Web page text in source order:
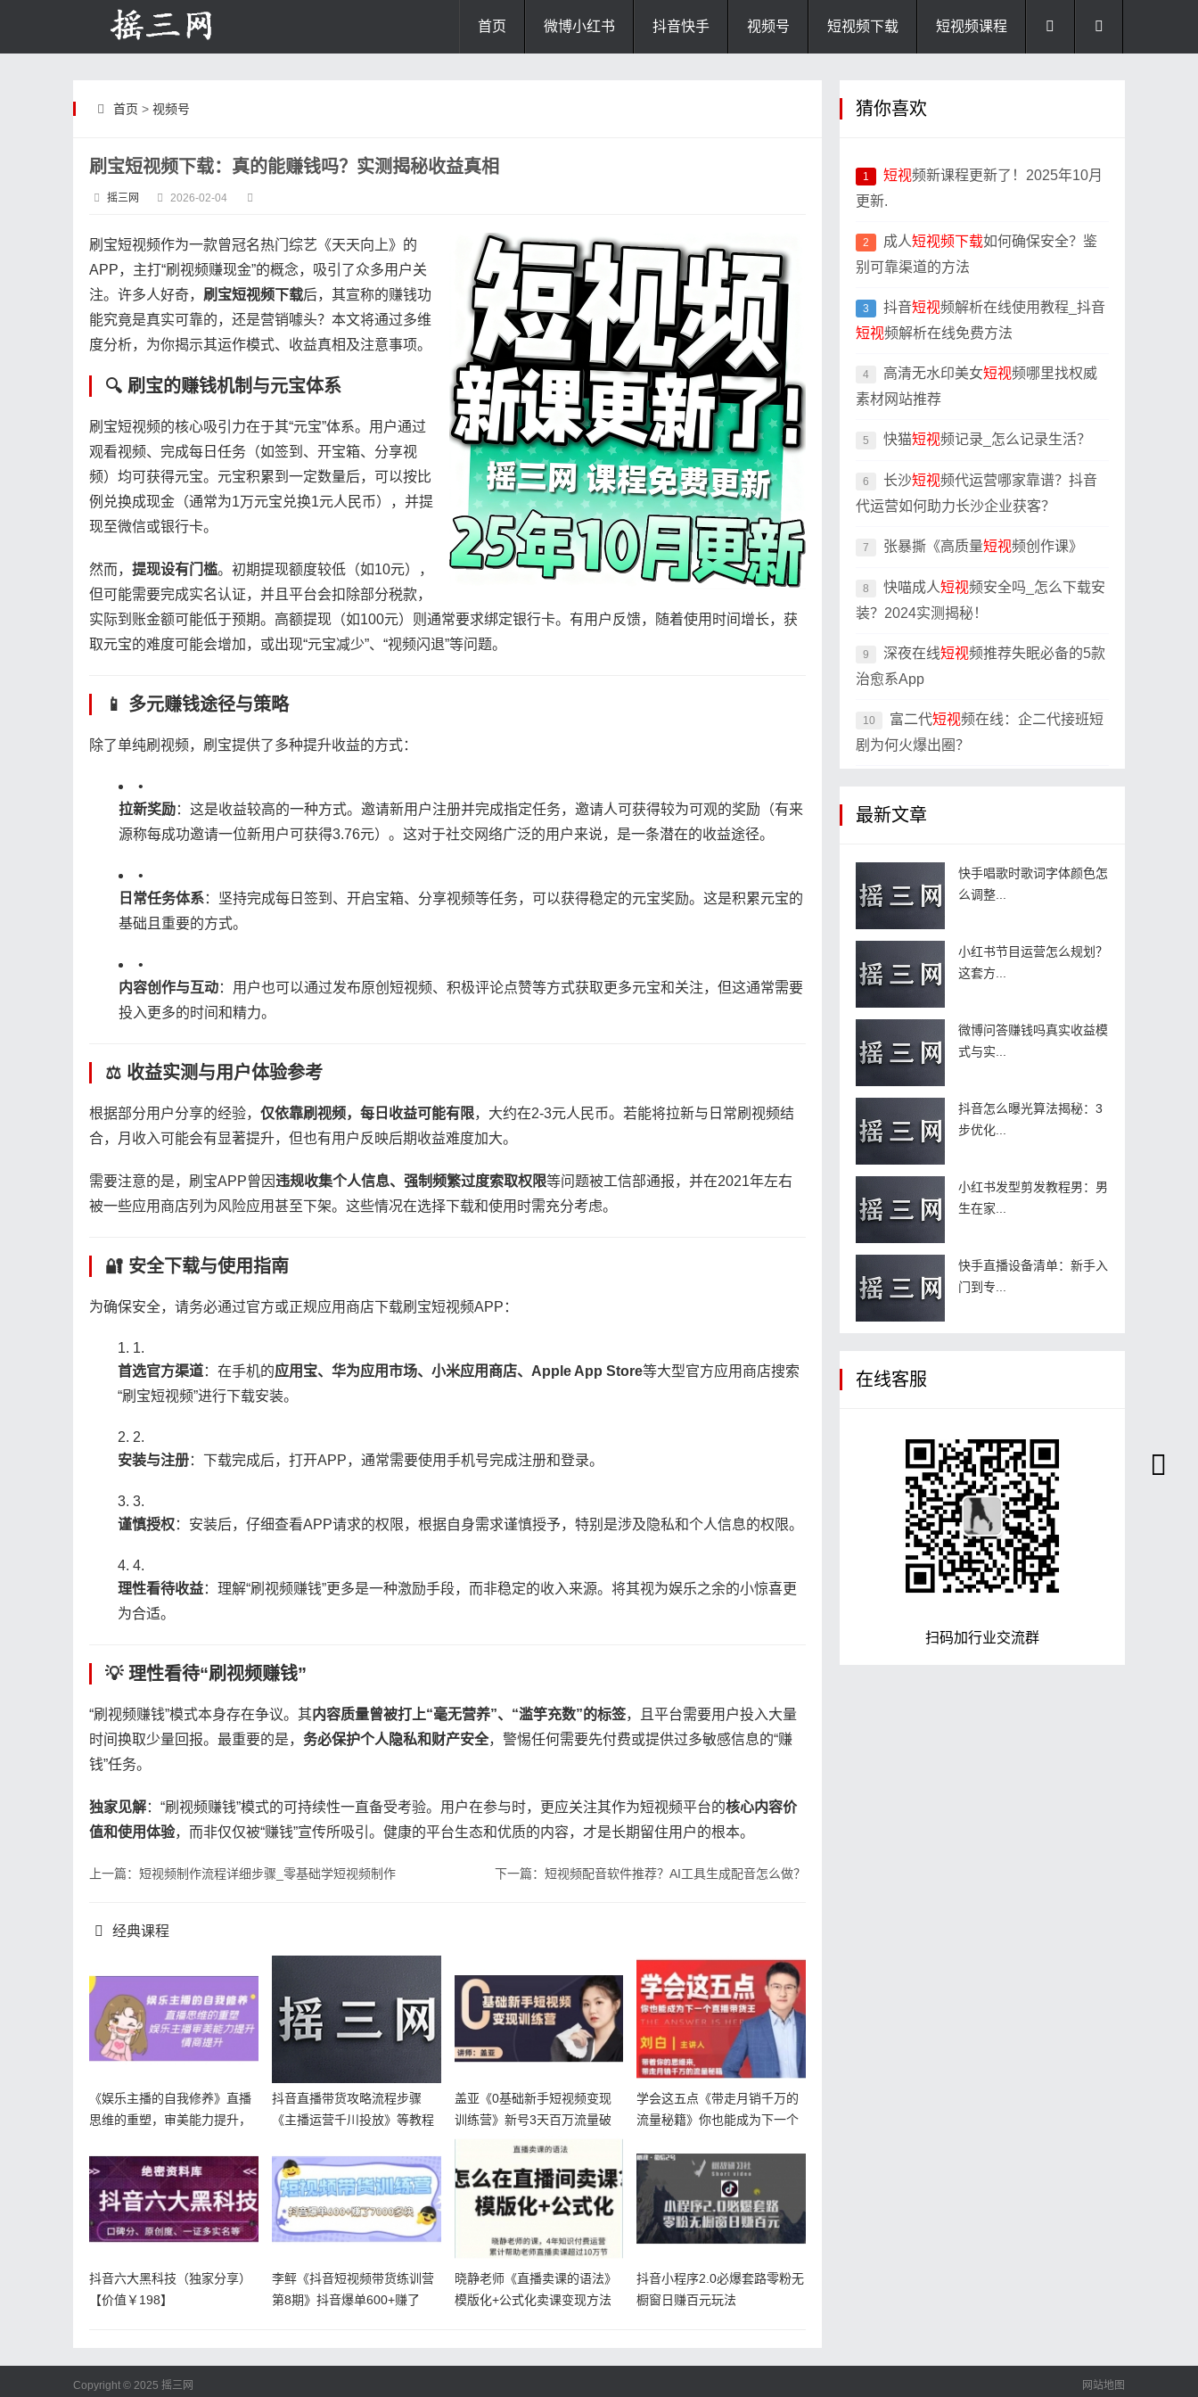
首页 微博小红书 抖音快手 视频号 短视频下载 短视频课程
首页 > 视频号
刷宝短视频下载：真的能赚钱吗？实测揭秘收益真相
摇三网 2026-02-04
刷宝短视频作为一款曾冠名热门综艺《天天向上》的
APP，主打“刷视频赚现金”的概念，吸引了众多用户关
注。许多人好奇，​ ​刷宝短视频下载​​后，其宣称的赚钱功
能究竟是真实可靠的，还是营销噱头？本文将通过多维
度分析，为你揭示其运作模式、收益真相及注意事项。
🔍 刷宝的赚钱机制与元宝体系
刷宝短视频的核心吸引力在于其“元宝”体系。用户通过
观看视频、完成每日任务（如签到、开宝箱、分享视
频）均可获得元宝。元宝积累到一定数量后，可以按比
例兑换成现金（通常为1万元宝兑换1元人民币），并提
现至微信或银行卡。
然而，​ ​提现设有门槛​​。初期提现额度较低（如10元），
但可能需要完成实名认证，并且平台会扣除部分税款，
实际到账金额可能低于预期。高额提现（如100元）则通常要求绑定银行卡。有用户反馈，随着使用时间增长，获
取元宝的难度可能会增加，或出现“元宝减少”、“视频闪退”等问题。
📱 多元赚钱途径与策略
除了单纯刷视频，刷宝提供了多种提升收益的方式：
•
​拉新奖励​​：这是收益较高的一种方式。邀请新用户注册并完成指定任务，邀请人可获得较为可观的奖励（有来
源称每成功邀请一位新用户可获得3.76元）。这对于社交网络广泛的用户来说，是一条潜在的收益途径。
•
​日常任务体系​​：坚持完成每日签到、开启宝箱、分享视频等任务，可以获得稳定的元宝奖励。这是积累元宝的
基础且重要的方式。
•
​内容创作与互动​​：用户也可以通过发布原创短视频、积极评论点赞等方式获取更多元宝和关注，但这通常需要
投入更多的时间和精力。
⚖️ 收益实测与用户体验参考
根据部分用户分享的经验，​ ​仅依靠刷视频，每日收益可能有限​​，大约在2-3元人民币。若能将拉新与日常刷视频结
合，月收入可能会有显著提升，但也有用户反映后期收益难度加大。
需要注意的是，刷宝APP曾因​​违规收集个人信息、强制频繁过度索取权限​​等问题被工信部通报，并在2021年左右
被一些应用商店列为风险应用甚至下架。这些情况在选择下载和使用时需充分考虑。
🔐 安全下载与使用指南
为确保安全，请务必通过官方或正规应用商店下载刷宝短视频APP：
1.
​首选官方渠道​​：在手机的​​应用宝、华为应用市场、小米应用商店、Apple App Store​​等大型官方应用商店搜索
“刷宝短视频”进行下载安装。
2.
​安装与注册​​：下载完成后，打开APP，通常需要使用手机号完成注册和登录。
3.
​谨慎授权​​：安装后，仔细查看APP请求的权限，根据自身需求谨慎授予，特别是涉及隐私和个人信息的权限。
4.
​理性看待收益​​：理解“刷视频赚钱”更多是一种激励手段，而非稳定的收入来源。将其视为娱乐之余的小惊喜更
为合适。
💡 理性看待“刷视频赚钱”
“刷视频赚钱”模式本身存在争议。其​​内容质量曾被打上“毫无营养”、“滥竽充数”的标签​​，且平台需要用户投入大量
时间换取少量回报。最重要的是，​ ​务必保护个人隐私和财产安全​​，警惕任何需要先付费或提供过多敏感信息的“赚
钱”任务。
​独家见解​​：“刷视频赚钱”模式的可持续性一直备受考验。用户在参与时，更应关注其作为短视频平台的​​核心内容价
值和使用体验​​，而非仅仅被“赚钱”宣传所吸引。健康的平台生态和优质的内容，才是长期留住用户的根本。
上一篇：短视频制作流程详细步骤_零基础学短视频制作 下一篇：短视频配音软件推荐？AI工具生成配音怎么做？
经典课程
《娱乐主播的自我修养》直播
思维的重塑，审美能力提升，
抖音直播带货攻略流程步骤
《主播运营千川投放》等教程
盖亚《0基础新手短视频变现
训练营》新号3天百万流量破
权重
学会这五点《带走月销千万的
流量秘籍》你也能成为下一个
抖音六大黑科技（独家分享）
【价值￥198】
李鲆《抖音短视频带货练训营
第8期》抖音爆单600+赚了
晓静老师《直播卖课的语法》
模版化+公式化卖课变现方法
抖音小程序2.0必爆套路零粉无
橱窗日赚百元玩法
猜你喜欢
1 短视频新课程更新了！2025年10月
更新.
2 成人短视频下载如何确保安全？鉴
别可靠渠道的方法
3 抖音短视频解析在线使用教程_抖音
短视频解析在线免费方法
4 高清无水印美女短视频哪里找权威
素材网站推荐
5 快猫短视频记录_怎么记录生活？
6 长沙短视频代运营哪家靠谱？抖音
代运营如何助力长沙企业获客？
7 张暴撕《高质量短视频创作课》
8 快喵成人短视频安全吗_怎么下载安
装？2024实测揭秘！
9 深夜在线短视频推荐失眠必备的5款
治愈系App
10 富二代短视频在线：企二代接班短
剧为何火爆出圈？
最新文章
快手唱歌时歌词字体颜色怎
么调整...
小红书节目运营怎么规划？
这套方...
微博问答赚钱吗真实收益模
式与实...
抖音怎么曝光算法揭秘：3
步优化...
小红书发型剪发教程男：男
生在家...
快手直播设备清单：新手入
门到专...
在线客服
扫码加行业交流群
Copyright © 2025 摇三网 网站地图